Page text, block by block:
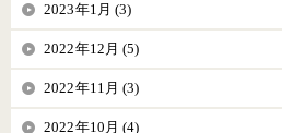
2023年1月 (3)
2022年12月 (5)
2022年11月 (3)
2022年10月 (4)